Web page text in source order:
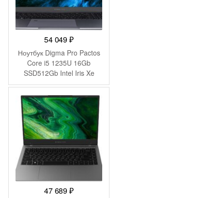
54 049₽
Ноутбук Digma Pro Pactos
Core i5 1235U 16Gb
SSD512Gb Intel Iris Xe
graphics 16″ IPS WUXGA
(1920×1200) Windows 11
Pro dk.grey WiFi BT Cam
5500mAh (DN16P5-
ADXW01)
47 689₽